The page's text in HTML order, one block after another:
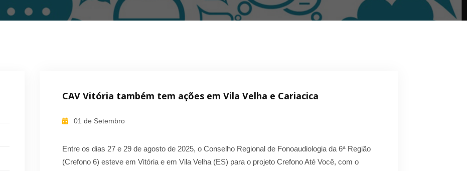
CAV Vitória também tem ações em Vila Velha e Cariacica
01 de Setembro
Entre os dias 27 e 29 de agosto de 2025, o Conselho Regional de Fonoaudiologia da 6ª Região
(Crefono 6) esteve em Vitória e em Vila Velha (ES) para o projeto Crefono Até Você, com o